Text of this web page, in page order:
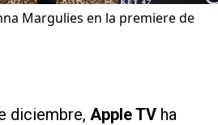
Margulies en la premiere de
diciembre, Apple TV ha